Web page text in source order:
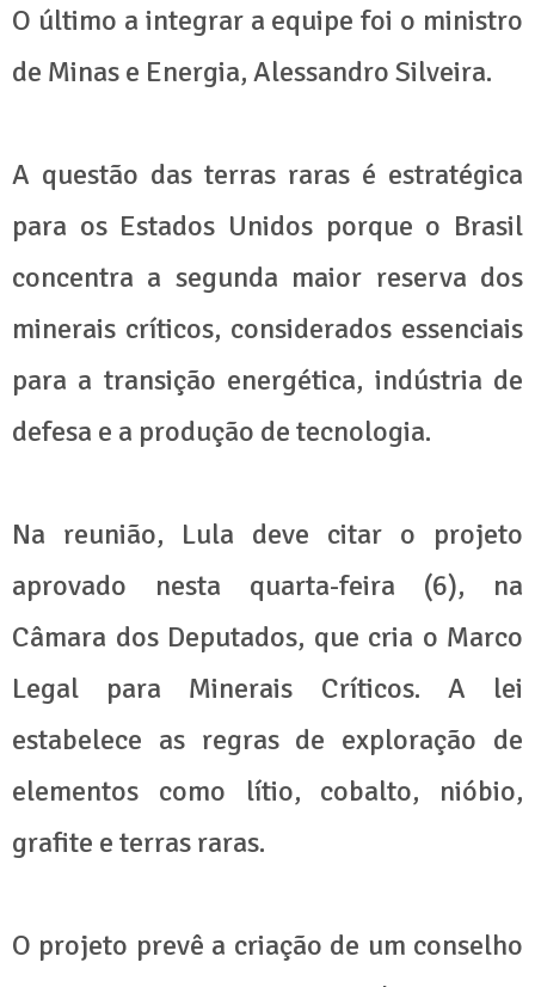
O último a integrar a equipe foi o ministro
de Minas e Energia, Alessandro Silveira.
A questão das terras raras é estratégica
para os Estados Unidos porque o Brasil
concentra a segunda maior reserva dos
minerais críticos, considerados essenciais
para a transição energética, indústria de
defesa e a produção de tecnologia.
Na reunião, Lula deve citar o projeto
aprovado nesta quarta-feira (6), na
Câmara dos Deputados, que cria o Marco
Legal para Minerais Críticos. A lei
estabelece as regras de exploração de
elementos como lítio, cobalto, nióbio,
grafite e terras raras.
O projeto prevê a criação de um conselho